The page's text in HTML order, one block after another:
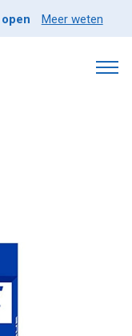
Meer weten